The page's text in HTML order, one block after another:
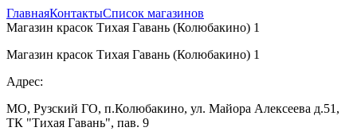
ГлавнаяКонтактыСписок магазинов
Магазин красок Тихая Гавань (Колюбакино) 1
Магазин красок Тихая Гавань (Колюбакино) 1
Адрес:
МО, Рузский ГО, п.Колюбакино, ул. Майора Алексеева д.51,
ТК "Тихая Гавань", пав. 9